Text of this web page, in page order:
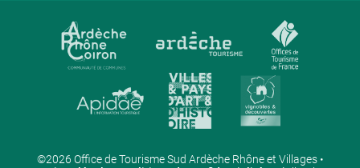
©2026 Office de Tourisme Sud Ardèche Rhône et Villages •